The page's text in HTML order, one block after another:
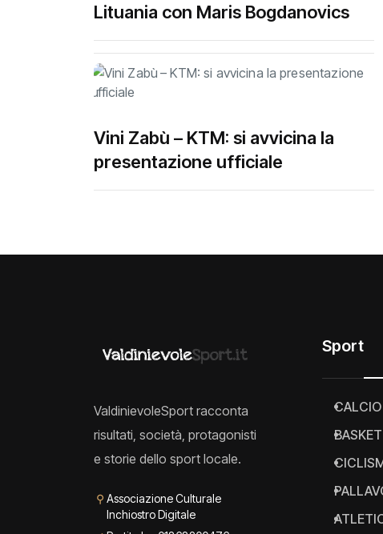
Lituania con Maris Bogdanovics
Vini Zabù – KTM: si avvicina la
presentazione ufficiale
ValdinievoleSport racconta
risultati, società, protagonisti
e storie dello sport locale.
⚲ Associazione Culturale
Inchiostro Digitale
Sport
CALCIO
BASKET